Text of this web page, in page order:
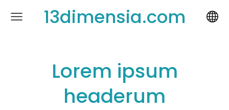
13dimensia.com
Lorem ipsum
headerum